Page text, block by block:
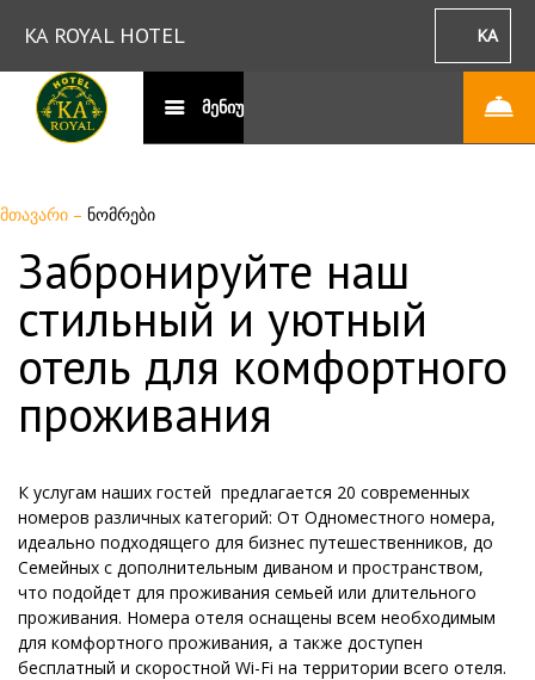
KA ROYAL HOTEL KA
მენიუ
მთავარი – ნომრები
Забронируйте наш
стильный и уютный
отель для комфортного
проживания
К услугам наших гостей предлагается 20 современных
номеров различных категорий: От Одноместного номера,
идеально подходящего для бизнес путешественников, до
Семейных с дополнительным диваном и пространством,
что подойдет для проживания семьей или длительного
проживания. Номера отеля оснащены всем необходимым
для комфортного проживания, а также доступен
бесплатный и скоростной Wi-Fi на территории всего отеля.